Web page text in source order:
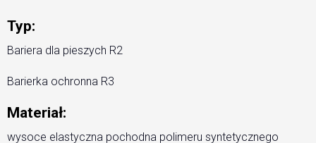
Typ:
Bariera dla pieszych R2
Barierka ochronna R3
Materiał:
wysoce elastyczna pochodna polimeru syntetycznego